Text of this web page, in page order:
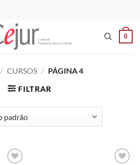
0
/ CURSOS / PÁGINA 4
FILTRAR